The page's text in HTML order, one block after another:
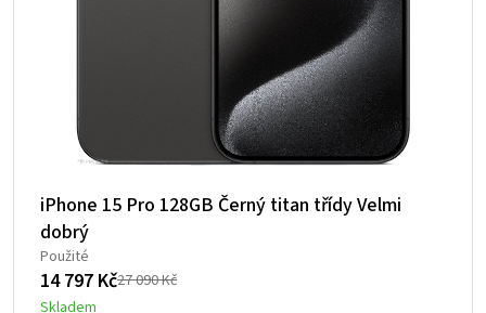
iPhone 15 Pro 128GB Černý titan třídy Velmi
dobrý
Použité
27 090Kč
Původní
14 797 Kč
Aktuální
Skladem